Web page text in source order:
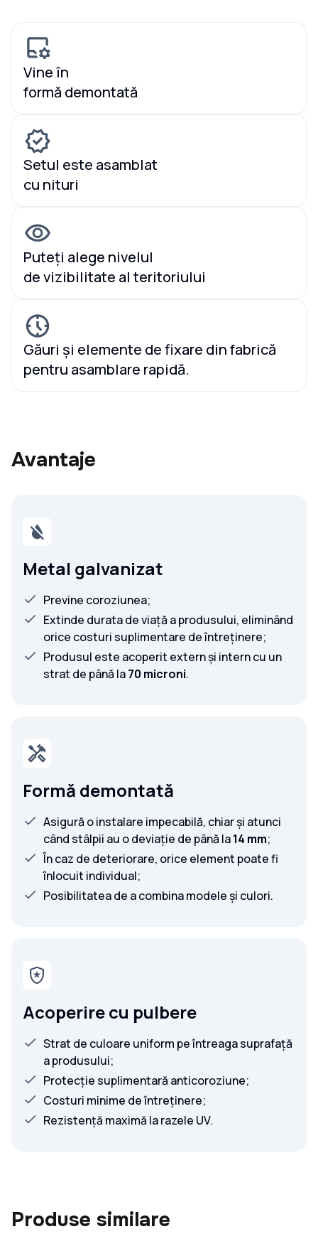
Vine în
formă demontată
Setul este asamblat
cu nituri
Puteți alege nivelul
de vizibilitate al teritoriului
Găuri și elemente de fixare din fabrică
pentru asamblare rapidă.
Avantaje
Metal galvanizat
Previne coroziunea;
Extinde durata de viață a produsului, eliminând
orice costuri suplimentare de întreținere;
Produsul este acoperit extern și intern cu un
strat de până la70 microni.
Formă demontată
Asigură o instalare impecabilă, chiar și atunci
când stâlpii au o deviație de până la14 mm;
În caz de deteriorare, orice element poate fi
înlocuit individual;
Posibilitatea de a combina modele și culori.
Acoperire cu pulbere
Strat de culoare uniform pe întreaga suprafață
a produsului;
Protecție suplimentară anticoroziune;
Costuri minime de întreținere;
Rezistență maximă la razele UV.
Produse similare